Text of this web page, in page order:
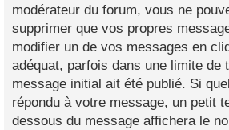
modérateur du forum, vous ne
supprimer que vos propres
modifier un de vos messages en
adéquat, parfois dans une limite de
message initial ait été publié. Si
répondu à votre message, un petit
dessous du message affichera le